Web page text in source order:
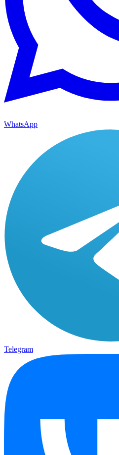
WhatsApp
Telegram